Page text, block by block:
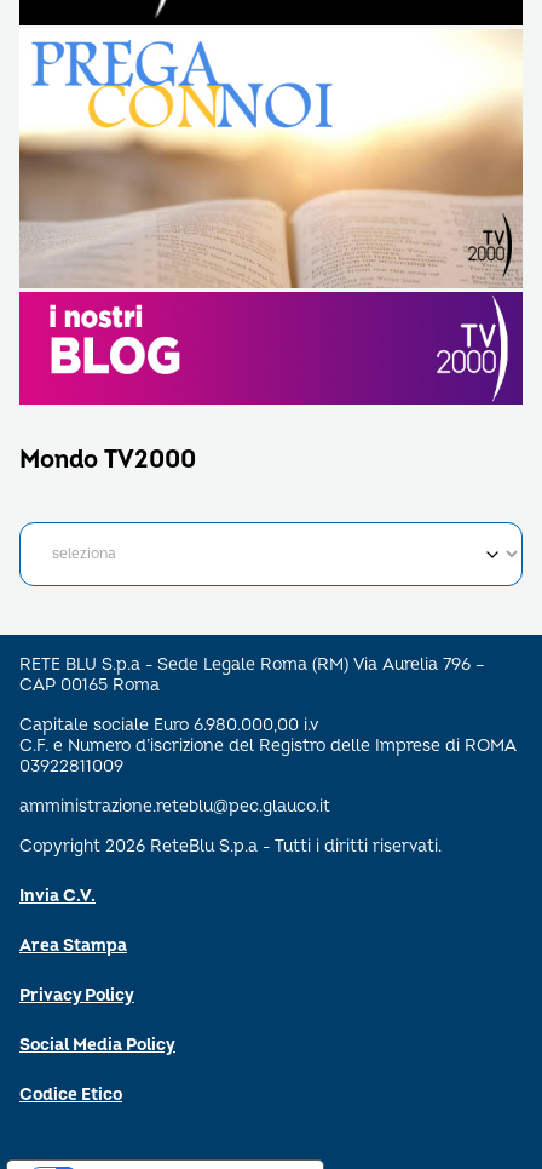
Mondo TV2000
RETE BLU S.p.a - Sede Legale Roma (RM) Via Aurelia 796 –
CAP 00165 Roma
Capitale sociale Euro 6.980.000,00 i.v
C.F. e Numero d’iscrizione del Registro delle Imprese di ROMA
03922811009
amministrazione.reteblu@pec.glauco.it
Copyright 2026 ReteBlu S.p.a - Tutti i diritti riservati.
Invia C.V.
Area Stampa
Privacy Policy
Social Media Policy
Codice Etico